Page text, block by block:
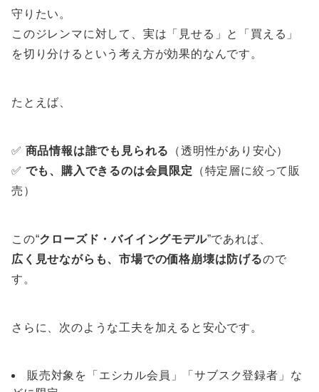
守りたい。
このジレンマに対して、実は「見せる」と「買える」
を切り分けるという考え方が効果的なんです。
たとえば、
✅ 商品情報は誰でも見られる
（透明性があり安心）
✅ でも、購入できるのは会員限定
（特定層に絞って販
売）
この“クローズド・バイイングモデル”であれば、
広く見せながらも、市場での価格崩壊は防げるので
す。
さらに、次のような工夫を加えると安心です。
販売対象を「エシカル会員」「サブスク登録者」な